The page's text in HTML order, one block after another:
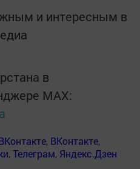
и интересным в
в
MАХ:
, ВКонтакте,
,Телеграм, Яндекс.Дзен